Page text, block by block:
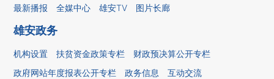
最新播报 全媒中心 雄安TV 图片长廊
雄安政务
机构设置 扶贫资金政策专栏
财政预决算公开专栏
政府网站年度报表公开专栏
政务信息 互动交流